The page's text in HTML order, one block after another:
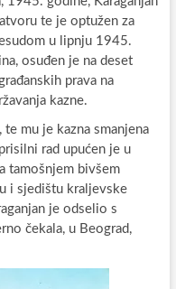
te je optužen za
u lipnju 1945.
osuđen je na deset
prava na
kazne.
te mu je kazna smanjena
rad upućen je u
tamošnjem bivšem
i sjedištu kraljevske
je odselio s
čekala, u Beograd,